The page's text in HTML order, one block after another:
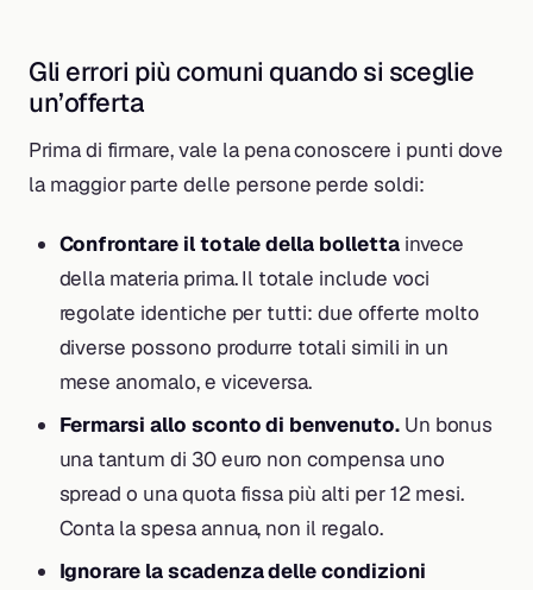
Gli errori più comuni quando si sceglie
un’offerta
Prima di firmare, vale la pena conoscere i punti dove
la maggior parte delle persone perde soldi:
Confrontare il totale della bollettainvece
della materia prima. Il totale include voci
regolate identiche per tutti: due offerte molto
diverse possono produrre totali simili in un
mese anomalo, e viceversa.
Fermarsi allo sconto di benvenuto.Un bonus
una tantum di 30 euro non compensa uno
spread o una quota fissa più alti per 12 mesi.
Conta la spesa annua, non il regalo.
Ignorare la scadenza delle condizioni